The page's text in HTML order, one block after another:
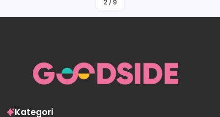
2 / 9
Kategori